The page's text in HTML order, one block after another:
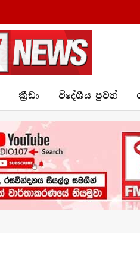
ක්‍රී​ඩා විදේශීය පුවත්